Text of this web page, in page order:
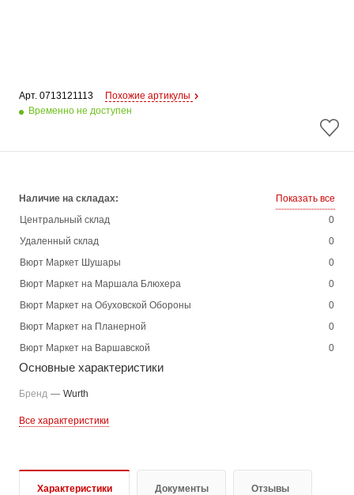
Арт. 0713121113
Похожие артикулы
Временно не доступен
Наличие на складах:
Показать все
Центральный склад
0
Удаленный склад
0
Вюрт Маркет Шушары
0
Вюрт Маркет на Маршала Блюхера
0
Вюрт Маркет на Обуховской Обороны
0
Вюрт Маркет на Планерной
0
Вюрт Маркет на Варшавской
0
Основные характеристики
Бренд — Wurth
Все характеристики
Характеристики Документы Отзывы